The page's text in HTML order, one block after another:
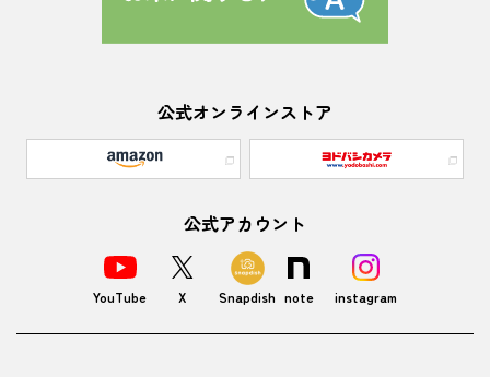
公式オンラインストア
公式アカウント
YouTube X Snapdish note instagram